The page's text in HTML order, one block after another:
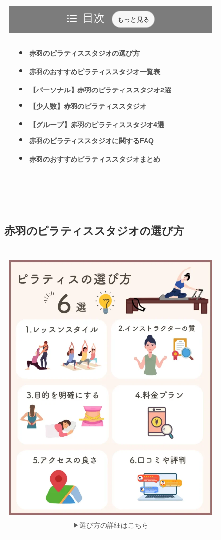
目次 もっと見る
赤羽のピラティススタジオの選び方
赤羽のおすすめピラティススタジオ一覧表
【パーソナル】赤羽のピラティススタジオ2選
【少人数】赤羽のピラティススタジオ
【グループ】赤羽のピラティススタジオ4選
赤羽のピラティススタジオに関するFAQ
赤羽のおすすめピラティススタジオまとめ
赤羽のピラティススタジオの選び方
▶︎選び方の詳細はこちら